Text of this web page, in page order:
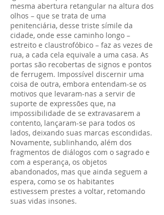
mesma abertura retangular na altura dos
olhos – que se trata de uma
penitenciária, desse triste símile da
cidade, onde esse caminho longo –
estreito e claustrofóbico – faz as vezes de
rua, a cada cela equivale a uma casa. As
portas são recobertas de signos e pontos
de ferrugem. Impossível discernir uma
coisa de outra, embora entendam-se os
motivos que levaram-nas a servir de
suporte de expressões que, na
impossibilidade de se extravasarem a
contento, lançaram-se para todos os
lados, deixando suas marcas escondidas.
Novamente, sublinhando, além dos
fragmentos de diálogos com o sagrado e
com a esperança, os objetos
abandonados, mas que ainda seguem a
espera, como se os habitantes
estivessem prestes a voltar, retomando
suas vidas insones.